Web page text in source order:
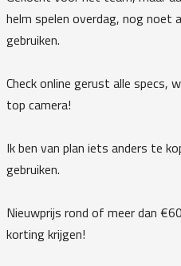
helm spelen overdag, nog noet
gebruiken.
Check online gerust alle specs,
top camera!
Ik ben van plan iets anders te
gebruiken.
Nieuwprijs rond of meer dan
korting krijgen!